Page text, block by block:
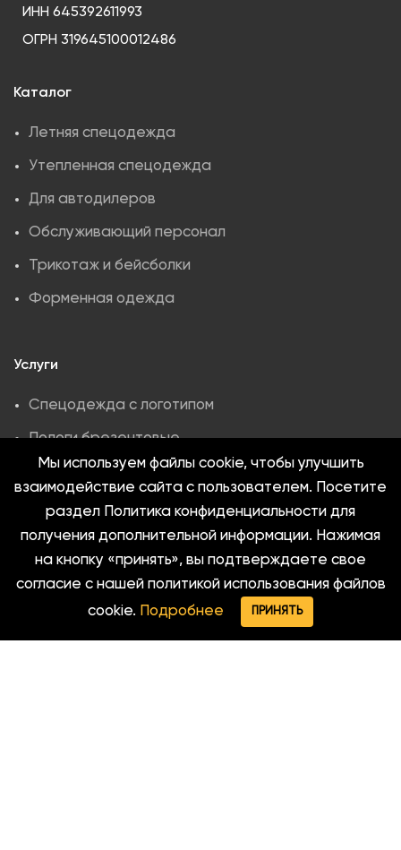
ИНН 645392611993
ОГРН 319645100012486
Каталог
Летняя спецодежда
Утепленная спецодежда
Для автодилеров
Обслуживающий персонал
Трикотаж и бейсболки
Форменная одежда
Услуги
Спецодежда с логотипом
Пологи брезентовые
Спецодежда для автосервиса
Клиентам
О компании
Как заказать
Оплата и доставка
Telegram
Мы используем файлы cookie, чтобы улучшить
взаимодействие сайта с пользователем. Посетите
раздел Политика конфиденциальности для
получения дополнительной информации. Нажимая
на кнопку «принять», вы подтверждаете свое
согласие с нашей политикой использования файлов
cookie. Подробнее ПРИНЯТЬ